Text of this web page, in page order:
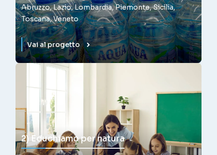
Abruzzo, Lazio, Lombardia, Piemonte, Sicilia,
Toscana, Veneto
Vai al progetto
2) Educhiamo per natura